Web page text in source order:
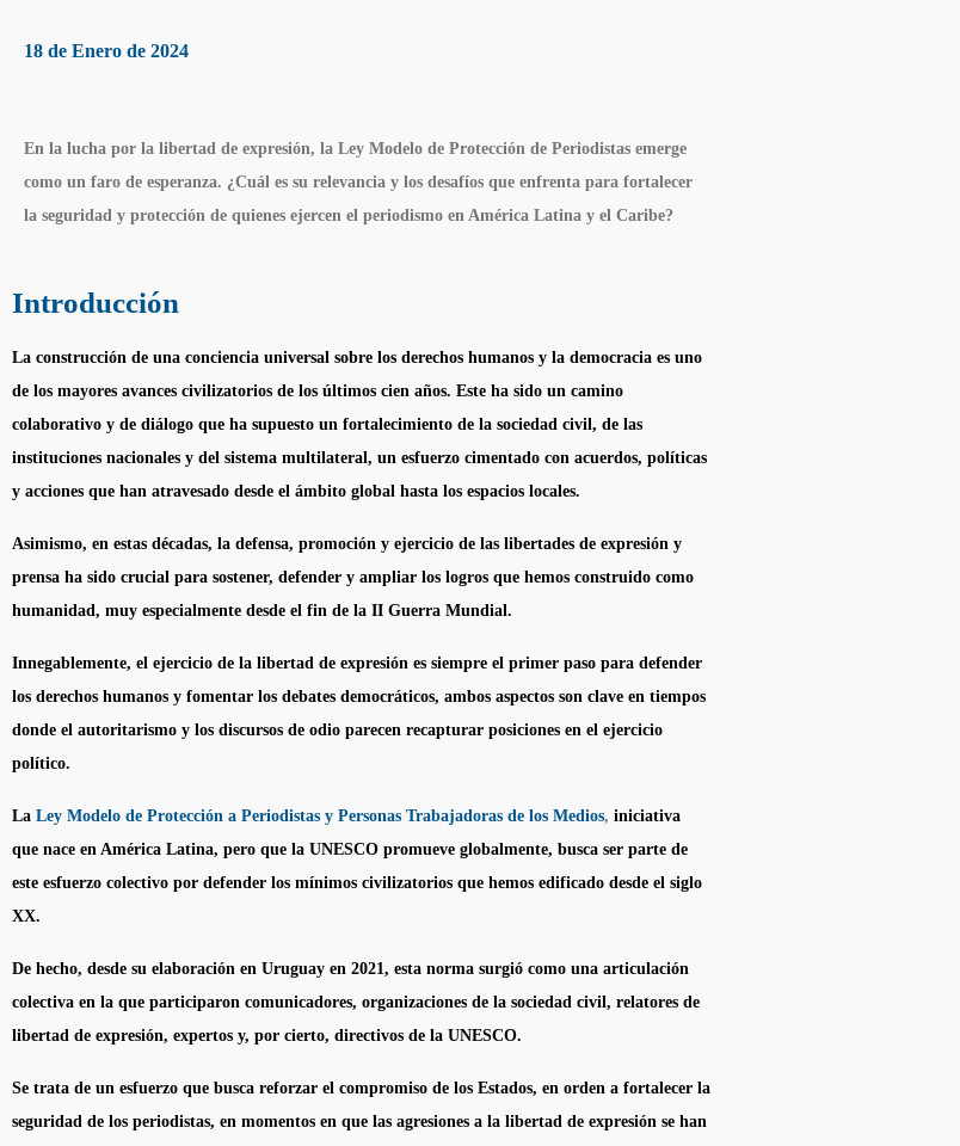
18 de Enero de 2024
En la lucha por la libertad de expresión, la Ley Modelo de Protección de Periodistas emerge
como un faro de esperanza. ¿Cuál es su relevancia y los desafíos que enfrenta para fortalecer
la seguridad y protección de quienes ejercen el periodismo en América Latina y el Caribe?
Introducción
La construcción de una conciencia universal sobre los derechos humanos y la democracia es uno
de los mayores avances civilizatorios de los últimos cien años. Este ha sido un camino
colaborativo y de diálogo que ha supuesto un fortalecimiento de la sociedad civil, de las
instituciones nacionales y del sistema multilateral, un esfuerzo cimentado con acuerdos, políticas
y acciones que han atravesado desde el ámbito global hasta los espacios locales.
Asimismo, en estas décadas, la defensa, promoción y ejercicio de las libertades de expresión y
prensa ha sido crucial para sostener, defender y ampliar los logros que hemos construido como
humanidad, muy especialmente desde el fin de la II Guerra Mundial.
Innegablemente, el ejercicio de la libertad de expresión es siempre el primer paso para defender
los derechos humanos y fomentar los debates democráticos, ambos aspectos son clave en tiempos
donde el autoritarismo y los discursos de odio parecen recapturar posiciones en el ejercicio
político.
La Ley Modelo de Protección a Periodistas y Personas Trabajadoras de los Medios, iniciativa
que nace en América Latina, pero que la UNESCO promueve globalmente, busca ser parte de
este esfuerzo colectivo por defender los mínimos civilizatorios que hemos edificado desde el siglo
XX.
De hecho, desde su elaboración en Uruguay en 2021, esta norma surgió como una articulación
colectiva en la que participaron comunicadores, organizaciones de la sociedad civil, relatores de
libertad de expresión, expertos y, por cierto, directivos de la UNESCO.
Se trata de un esfuerzo que busca reforzar el compromiso de los Estados, en orden a fortalecer la
seguridad de los periodistas, en momentos en que las agresiones a la libertad de expresión se han